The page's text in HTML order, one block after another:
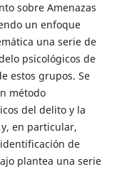
sobre Amenazas
un enfoque
una serie de
psicológicos de
estos grupos. Se
método
del delito y la
en particular,
de
plantea una serie